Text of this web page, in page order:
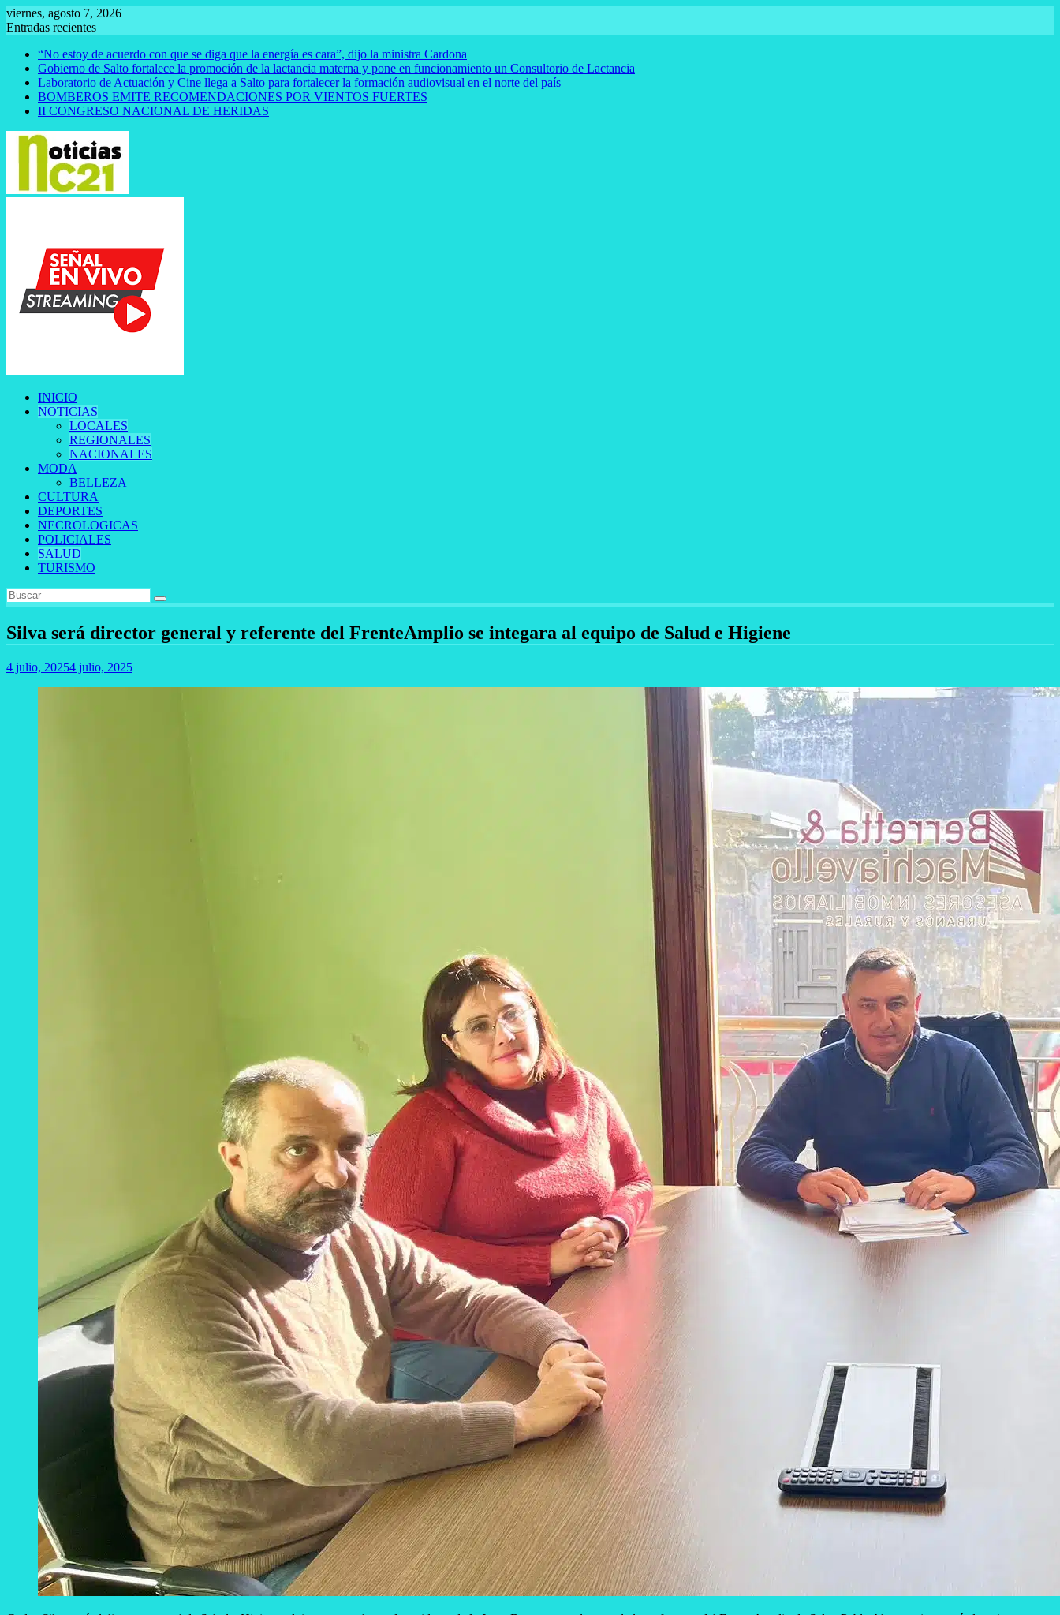
Saltar
al
viernes, agosto 7, 2026
Entradas recientes
“No estoy de acuerdo con que se diga que la energía es cara”, dijo la ministra Cardona
Gobierno de Salto fortalece la promoción de la lactancia materna y pone en funcionamiento un Consultorio de Lactancia
Laboratorio de Actuación y Cine llega a Salto para fortalecer la formación audiovisual en el norte del país
BOMBEROS EMITE RECOMENDACIONES POR VIENTOS FUERTES
II CONGRESO NACIONAL DE HERIDAS
INICIO
NOTICIAS
LOCALES
REGIONALES
NACIONALES
MODA
BELLEZA
CULTURA
DEPORTES
NECROLOGICAS
POLICIALES
SALUD
TURISMO
Silva será director general y referente del FrenteAmplio se integara al equipo de Salud e Higiene
4 julio, 20254 julio, 2025